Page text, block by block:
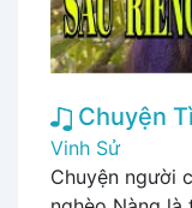
Chuyện
Vinh Sử
Chuyện người